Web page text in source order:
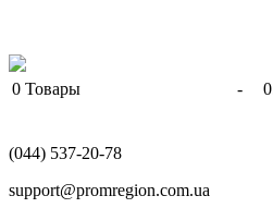
0 Товары -
(044) 537-20-78
support@promregion.com.ua